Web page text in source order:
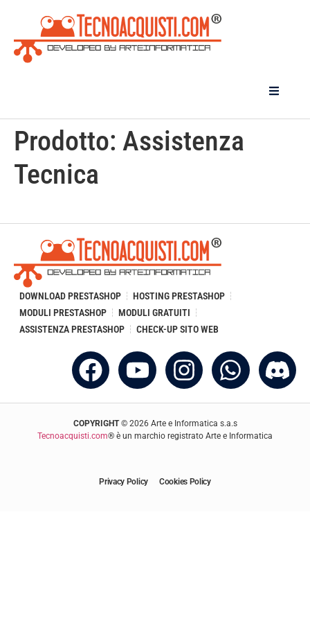
Prodotto: Assistenza
Tecnica
DOWNLOAD PRESTASHOP
HOSTING PRESTASHOP
MODULI PRESTASHOP
MODULI GRATUITI
ASSISTENZA PRESTASHOP
CHECK-UP SITO WEB
COPYRIGHT© 2026 Arte e Informatica s.a.s
Tecnoacquisti.com® è un marchio registrato Arte e Informatica
Privacy Policy Cookies Policy